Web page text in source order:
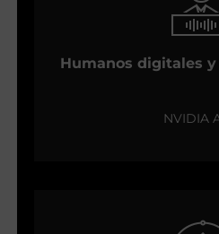
Humanos digitales
NVIDIA